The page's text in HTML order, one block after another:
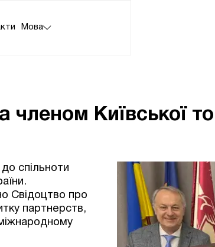
Мова
Київської
спільноти
Свідоцтво про
партнерств,